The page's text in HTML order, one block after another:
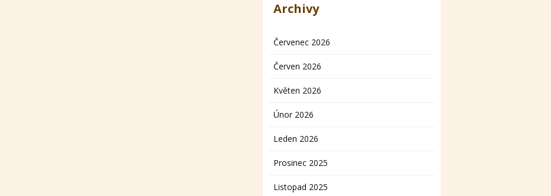
Archivy
Červenec 2026
Červen 2026
Květen 2026
Únor 2026
Leden 2026
Prosinec 2025
Listopad 2025